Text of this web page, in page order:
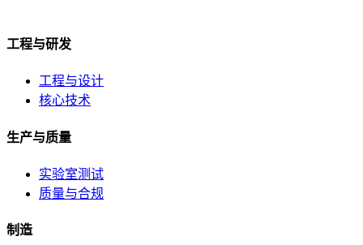
工程与研发
工程与设计
核心技术
生产与质量
实验室测试
质量与合规
制造